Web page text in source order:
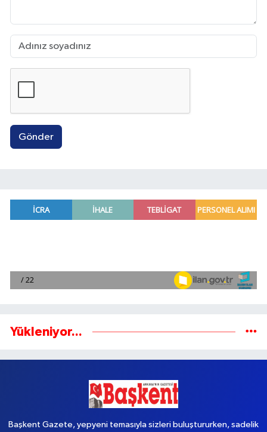
Gönder
Yükleniyor...
Başkent Gazete, yepyeni temasıyla sizleri buluştururken, sadelik